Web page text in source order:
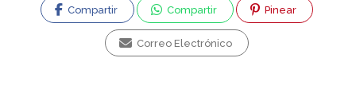
Compartir Compartir Pinear
Correo Electrónico